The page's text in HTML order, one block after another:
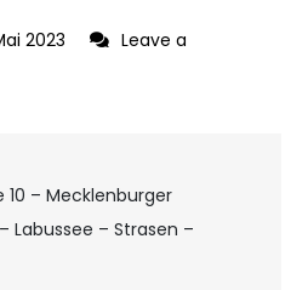
2023
Leave a
10 – Mecklenburger
Labussee – Strasen –